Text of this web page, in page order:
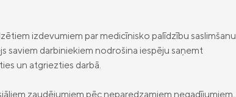
izdevumiem par medicīnisko palīdzību saslimšanu
saviem darbiniekiem nodrošina iespēju saņemt
un atgriezties darbā.
zaudējumiem pēc neparedzamiem negadījumiem,